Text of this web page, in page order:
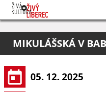
O projektu
Pořadatelé
MIKULÁŠSKÁ V
05. 12. 2025